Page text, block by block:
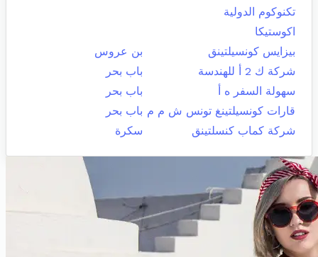
تكنوكوم الدولية
اكوستيكا
بيزايس كونسيلتينق
بن عروس
شركة ك 2 أ للهندسة
باب بحر
سهولة السفر ه أ
باب بحر
قارات كونسيلتينغ تونس ش م م باب بحر
شركة كماب كنسلتينق
سكرة